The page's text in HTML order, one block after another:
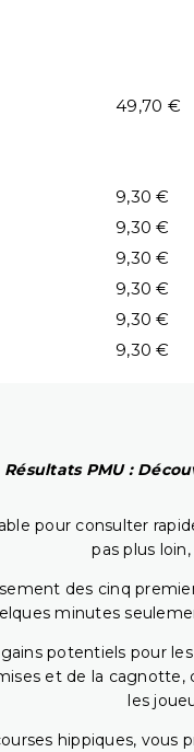
49,70 €
9,30 €
9,30 €
9,30 €
9,30 €
9,30 €
9,30 €
Résultats PMU :
pour consulter
pas plus
des cinq
minutes
potentiels pour
et de la
les
hippiques,